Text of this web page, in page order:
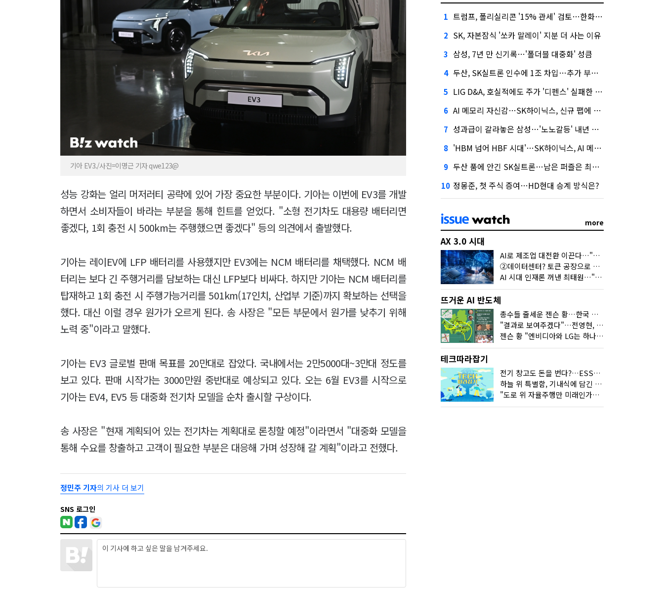
기아 EV3./사진=이명근 기자 qwe123@
성능 강화는 얼리 머저러티 공략에 있어 가장 중요한 부분이다. 기아는 이번에 EV3를 개발
하면서 소비자들이 바라는 부분을 통해 힌트를 얻었다. "소형 전기차도 대용량 배터리면
좋겠다, 1회 충전 시 500km는 주행했으면 좋겠다" 등의 의견에서 출발했다.
기아는 레이EV에 LFP 배터리를 사용했지만 EV3에는 NCM 배터리를 채택했다. NCM 배
터리는 보다 긴 주행거리를 담보하는 대신 LFP보다 비싸다. 하지만 기아는 NCM 배터리를
탑재하고 1회 충전 시 주행가능거리를 501km(17인치, 산업부 기준)까지 확보하는 선택을
했다. 대신 이럴 경우 원가가 오르게 된다. 송 사장은 "모든 부문에서 원가를 낮추기 위해
노력 중"이라고 말했다.
기아는 EV3 글로벌 판매 목표를 20만대로 잡았다. 국내에서는 2만5000대~3만대 정도를
보고 있다. 판매 시작가는 3000만원 중반대로 예상되고 있다. 오는 6월 EV3를 시작으로
기아는 EV4, EV5 등 대중화 전기차 모델을 순차 출시할 구상이다.
송 사장은 "현재 계획되어 있는 전기차는 계획대로 론칭할 예정"이라면서 "대중화 모델을
통해 수요를 창출하고 고객이 필요한 부분은 대응해 가며 성장해 갈 계획"이라고 전했다.
정민주 기자의 기사 더 보기
SNS 로그인
1 트럼프, 폴리실리콘 '15% 관세' 검토…한화큐셀·OCI 영향은?
2 SK, 자본잠식 '쏘카 말레이' 지분 더 사는 이유
3 삼성, 7년 만 신기록…'폴더블 대중화' 성큼
4 두산, SK실트론 인수에 1조 차입…추가 부담은?
5 LIG D&A, 호실적에도 주가 '디펜스' 실패한 이유
6 AI 메모리 자신감…SK하이닉스, 신규 팹에 54조 투자
7 성과급이 갈라놓은 삼성…'노노갈등' 내년 교섭 판 흔들까
8 'HBM 넘어 HBF 시대'…SK하이닉스, AI 메모리 표준 선점 나섰다
9 두산 품에 안긴 SK실트론…남은 퍼즐은 최태원 지분 29.4%
10 정몽준, 첫 주식 증여…HD현대 승계 방식은?
more
AX 3.0 시대
AI로 제조업 대전환 이끈다…"2030년까지 민관합동 20조 투자"
②데이터센터? 토큰 공장으로 변신
AI 시대 인재론 꺼낸 최태원…"협업이 경쟁력"
뜨거운 AI 반도체
총수들 줄세운 젠슨 황…한국 산업계 새판 짰다
"결과로 보여주겠다"…전영현, 젠슨 황과 HBM5 논의
젠슨 황 "엔비디아와 LG는 하나의 거대한 팀"
테크따라잡기
전기 창고도 돈을 번다?…ESS의 '두뇌' EMO가 뭐길래
하늘 위 특별함, 기내식에 담긴 기술의 세계
"도로 위 자율주행만 미래인가요"…진흙탕서 길 내는 HD현대 AI 기술